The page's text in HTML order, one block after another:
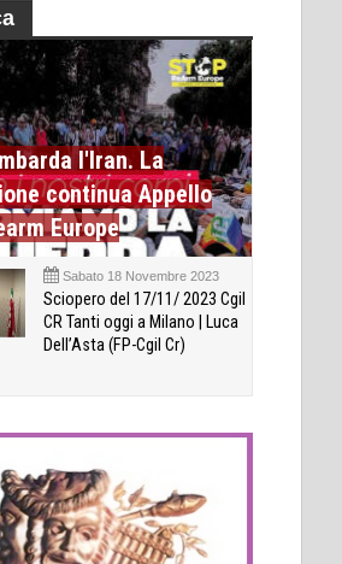
l'Iran. La
continua Appello
Europe
Sabato 18 Novembre 2023
Sciopero del 17/11/ 2023 Cgil
CR Tanti oggi a Milano | Luca
Dell’Asta (FP-Cgil Cr)